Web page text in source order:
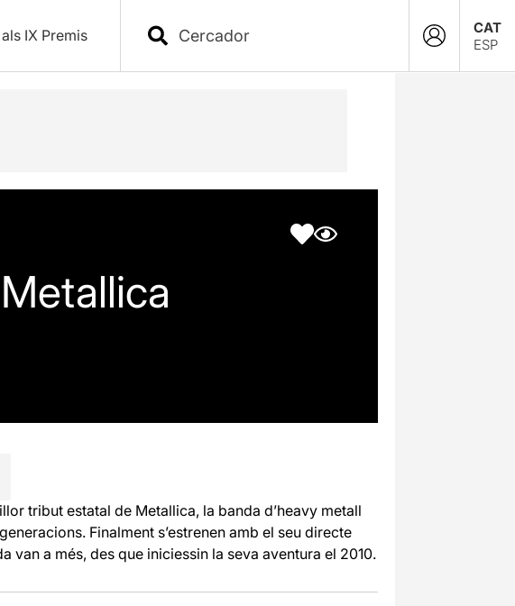
IX Premis
CAT
ESP
tribut estatal de Metallica, la banda d’heavy metall
Finalment s’estrenen amb el seu directe
van a més, des que iniciessin la seva aventura el 2010.